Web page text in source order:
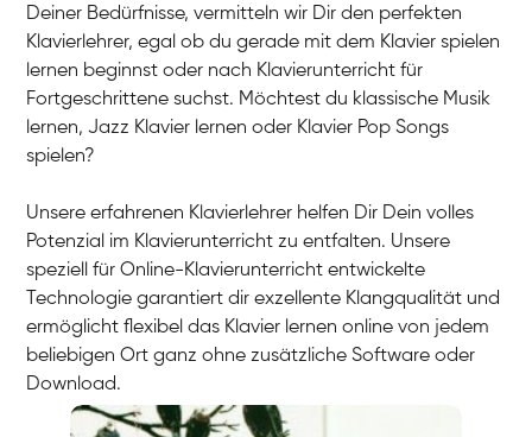
Deiner Bedürfnisse, vermitteln wir Dir den perfekten
Klavierlehrer, egal ob du gerade mit dem Klavier spielen
lernen beginnst oder nach Klavierunterricht für
Fortgeschrittene suchst. Möchtest du klassische Musik
lernen, Jazz Klavier lernen oder Klavier Pop Songs
spielen?
Unsere erfahrenen Klavierlehrer helfen Dir Dein volles
Potenzial im Klavierunterricht zu entfalten. Unsere
speziell für Online-Klavierunterricht entwickelte
Technologie garantiert dir exzellente Klangqualität und
ermöglicht flexibel das Klavier lernen online von jedem
beliebigen Ort ganz ohne zusätzliche Software oder
Download.